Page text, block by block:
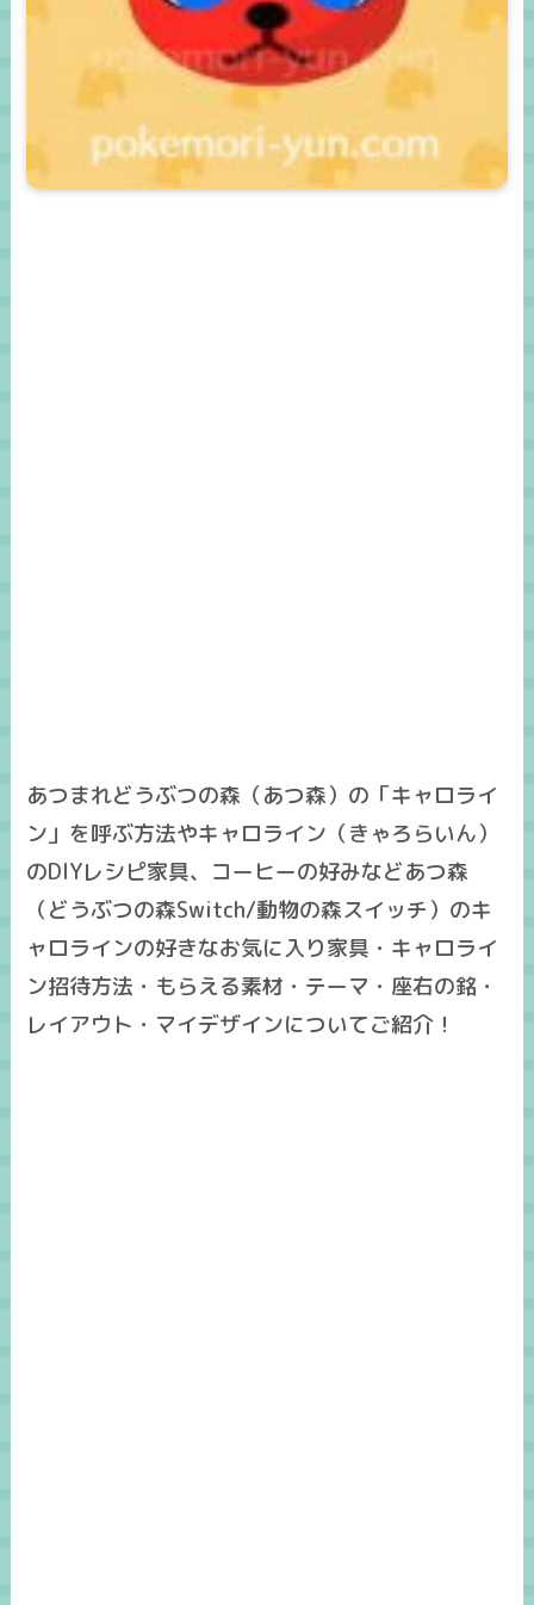
あつまれどうぶつの森（あつ森）の「キャロライ
ン」を呼ぶ方法やキャロライン（きゃろらいん）
のDIYレシピ家具、コーヒーの好みなどあつ森
（どうぶつの森Switch/動物の森スイッチ）のキ
ャロラインの好きなお気に入り家具・キャロライ
ン招待方法・もらえる素材・テーマ・座右の銘・
レイアウト・マイデザインについてご紹介！